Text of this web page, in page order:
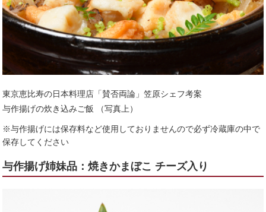
東京恵比寿の日本料理店「賛否両論」笠原シェフ考案
与作揚げの炊き込みご飯 （写真上）
※与作揚げには保存料など使用しておりませんので必ず冷蔵庫の中で
保存してください
与作揚げ姉妹品：焼きかまぼこ チーズ入り